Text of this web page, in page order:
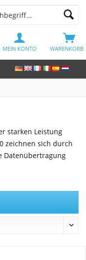
WARENKORB
MEIN KONTO
starken Leistung
zeichnen sich durch
Datenübertragung